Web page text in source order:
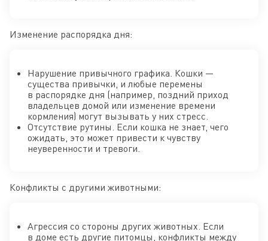
Изменение распорядка дня:
Нарушение привычного графика. Кошки —
существа привычки, и любые перемены
в распорядке дня (например, поздний приход
владельцев домой или изменение времени
кормления) могут вызывать у них стресс.
Отсутствие рутины. Если кошка не знает, чего
ожидать, это может привести к чувству
неуверенности и тревоги.
Конфликты с другими животными:
Агрессия со стороны других животных. Если
в доме есть другие питомцы, конфликты между